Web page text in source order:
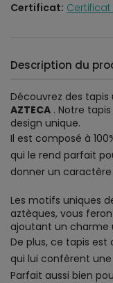
Certificat: Certificat
Description du
Découvrez des
AZTECA . Notre
design unique.
Il est composé à
qui le rend parfait
donner un
Les motifs uniques
aztèques, vous
ajoutant un charme
De plus, ce tapis
qui lui confèrent
Parfait aussi bien